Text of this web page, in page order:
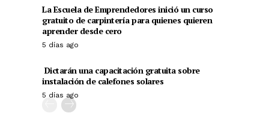
La Escuela de Emprendedores inició un curso
gratuito de carpintería para quienes quieren
aprender desde cero
5 días ago
Dictarán una capacitación gratuita sobre
instalación de calefones solares
5 días ago